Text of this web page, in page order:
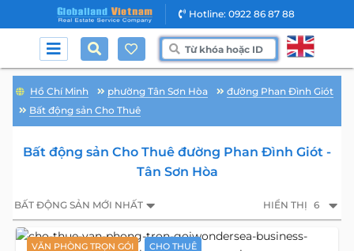
Hotline: 0922 86 87 88
Hồ Chí Minh phường Tân Sơn Hòa
đường Phan Đình Giót
Bất động sản Cho Thuê
Bất động sản Cho Thuê đường Phan Đình Giót -
Tân Sơn Hòa
BẤT ĐỘNG SẢN MỚI NHẤT HIỂN THỊ 6
VĂN PHÒNG TRỌN GÓI CHO THUÊ